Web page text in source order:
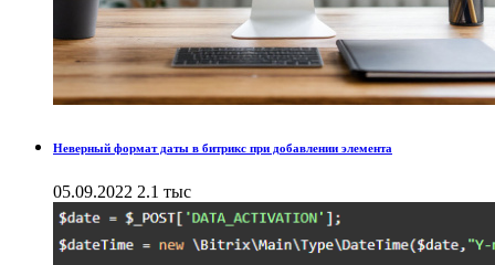
Неверный формат даты в битрикс при добавлении элемента
05.09.2022 2.1 тыс